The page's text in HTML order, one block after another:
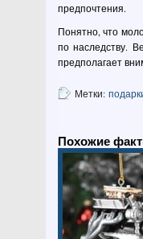
предпочтения.
Понятно, что
по наследству.
предполагает
Метки:
Похожие